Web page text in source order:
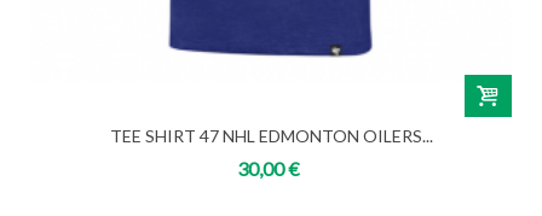
TEE SHIRT 47 NHL EDMONTON OILERS...
30,00 €